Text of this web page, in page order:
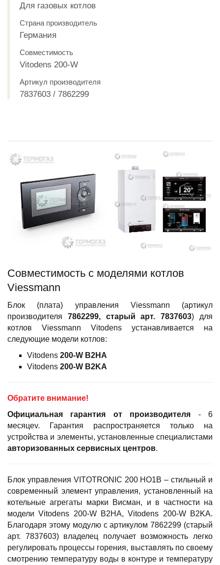
Для газовых котлов
Страна производитель
Германия
Совместимость
Vitodens 200-W
Артикул производителя
7837603 / 7862299
Совместимость c моделями котлов
Viessmann
Блок (плата) управления Viessmann (артикул
производителя 7862299, старый арт.7837603) для
котлов Viessmann Vitodens устанавливается на
следующие модели котлов:
Vitodens 200-W B2HA
Vitodens 200-W B2KA
Обратите внимание!
Официальная гарантия
от производителя - 6
месяцеv. Гарантия распространяется только на
устройства и элементы, установленные специалистами
авторизованных сервисных центров.
Блок управления VITOTRONIC 200 HO1B – стильный и
современный элемент управления, установленный на
котельные агрегаты марки Висман, и в частности на
модели Vitodens 200-W B2HA, Vitodens 200-W B2KA.
Благодаря этому модулю с артикулом 7862299 (старый
арт. 7837603) владелец получает возможность легко
регулировать процессы горения, выставлять по своему
смотрению температуру воды в контуре и температуру